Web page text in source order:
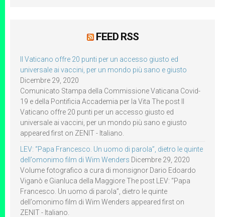
FEED RSS
Il Vaticano offre 20 punti per un accesso giusto ed
universale ai vaccini, per un mondo più sano e giusto
Dicembre 29, 2020
Comunicato Stampa della Commissione Vaticana Covid-
19 e della Pontificia Accademia per la Vita The post Il
Vaticano offre 20 punti per un accesso giusto ed
universale ai vaccini, per un mondo più sano e giusto
appeared first on ZENIT - Italiano.
LEV: “Papa Francesco. Un uomo di parola”, dietro le quinte
dell’omonimo film di Wim Wenders Dicembre 29, 2020
Volume fotografico a cura di monsignor Dario Edoardo
Viganò e Gianluca della Maggiore The post LEV: “Papa
Francesco. Un uomo di parola”, dietro le quinte
dell’omonimo film di Wim Wenders appeared first on
ZENIT - Italiano.